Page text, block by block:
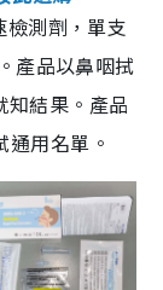
測劑，單支
產品以鼻咽拭
結果。產品
用名單。